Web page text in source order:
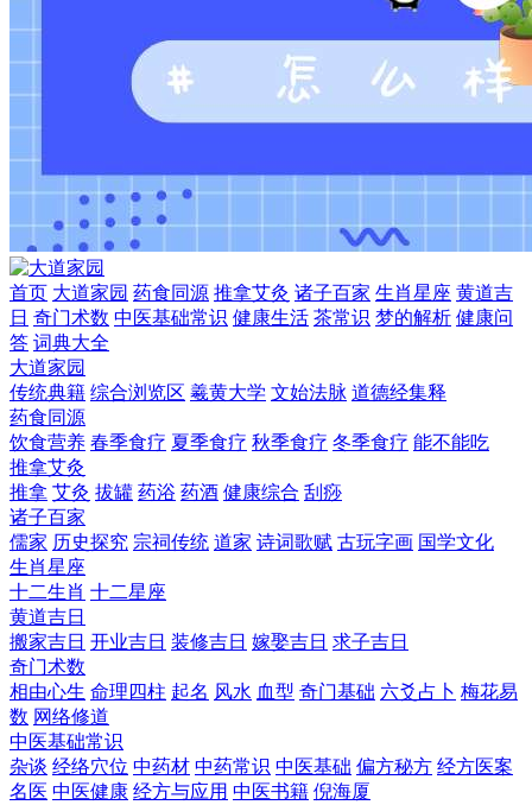
首页 大道家园 药食同源 推拿艾灸 诸子百家 生肖星座 黄道吉
日 奇门术数 中医基础常识 健康生活 茶常识 梦的解析 健康问
答 词典大全
大道家园
传统典籍 综合浏览区 羲黄大学 文始法脉 道德经集释
药食同源
饮食营养 春季食疗 夏季食疗 秋季食疗 冬季食疗 能不能吃
推拿艾灸
推拿 艾灸 拔罐 药浴 药酒 健康综合 刮痧
诸子百家
儒家 历史探究 宗祠传统 道家 诗词歌赋 古玩字画 国学文化
生肖星座
十二生肖 十二星座
黄道吉日
搬家吉日 开业吉日 装修吉日 嫁娶吉日 求子吉日
奇门术数
相由心生 命理四柱 起名 风水 血型 奇门基础 六爻占卜 梅花易
数 网络修道
中医基础常识
杂谈 经络穴位 中药材 中药常识 中医基础 偏方秘方 经方医案
名医 中医健康 经方与应用 中医书籍 倪海厦